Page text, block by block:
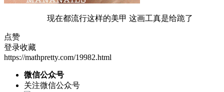
现在都流行这样的美甲 这画工真是给跪了
点赞
登录收藏
https://mathpretty.com/19982.html
微信公众号
关注微信公众号